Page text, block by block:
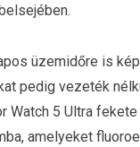
üzemidőre is
pedig vezeték
Watch 5 Ultra
amelyeket